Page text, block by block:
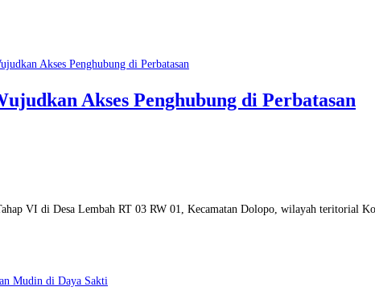
Akses Penghubung di Perbatasan
VI di Desa Lembah RT 03 RW 01, Kecamatan Dolopo, wilayah teritorial